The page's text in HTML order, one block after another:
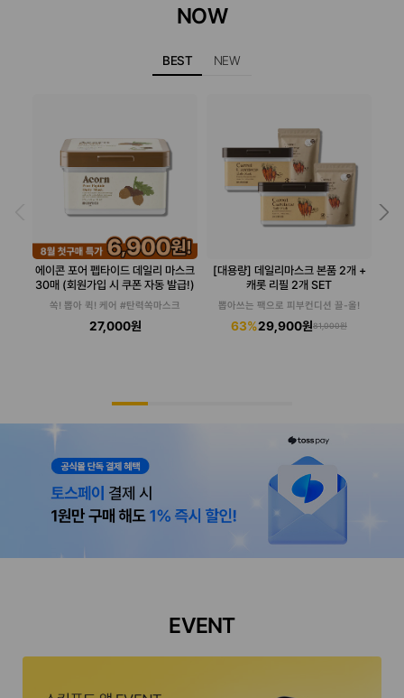
NOW
BEST NEW
에이콘 포어 펩타이드 데일리 마스크
30매 (회원가입 시 쿠폰 자동 발급!)
쏙! 뽑아 퀵! 케어 #탄력쏙마스크
27,000원
[대용량] 데일리마스크 본품 2개 +
캐롯 리필 2개 SET
뽑아쓰는 팩으로 피부컨디션 끌-올!
63%29,900원81,000원
EVENT